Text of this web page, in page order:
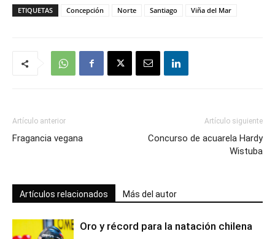
ETIQUETAS Concepción Norte Santiago Viña del Mar
Artículo anterior
Fragancia vegana
Artículo siguiente
Concurso de acuarela Hardy
Wistuba
Artículos relacionados Más del autor
Oro y récord para la natación chilena